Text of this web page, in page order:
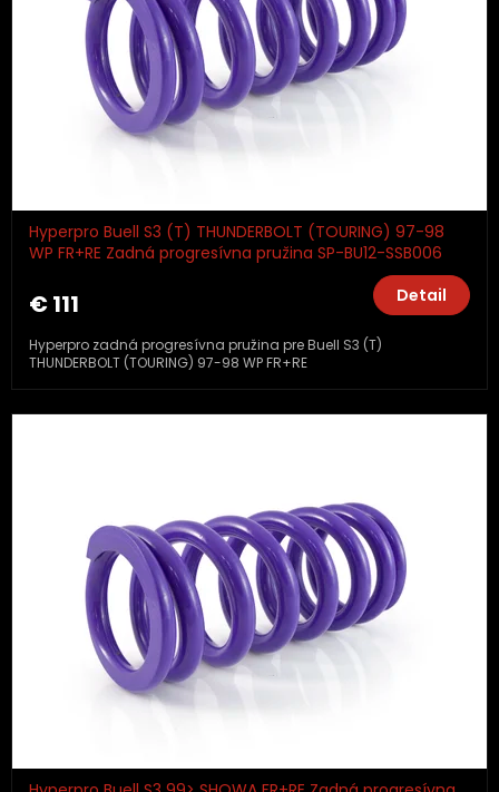
Hyperpro Buell S3 (T) THUNDERBOLT (TOURING) 97-98
WP FR+RE Zadná progresívna pružina SP-BU12-SSB006
€ 111 Detail
Hyperpro zadná progresívna pružina pre Buell S3 (T)
THUNDERBOLT (TOURING) 97-98 WP FR+RE